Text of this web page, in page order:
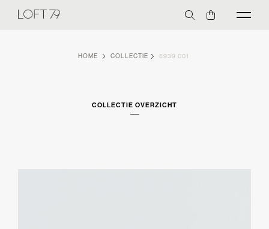
HOME COLLECTIE 6939 001
COLLECTIE OVERZICHT